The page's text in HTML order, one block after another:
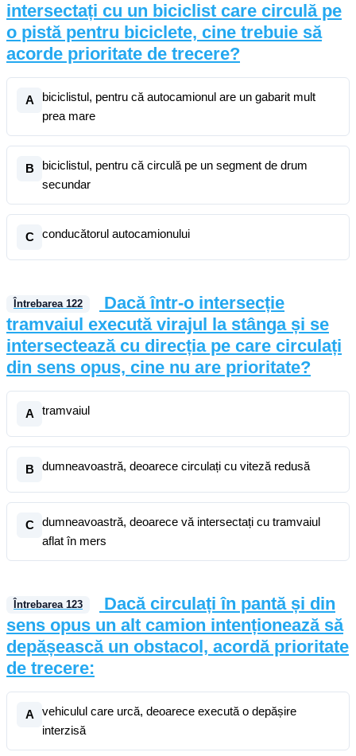
intersectați cu un biciclist care circulă pe
o pistă pentru biciclete, cine trebuie să
acorde prioritate de trecere?
A
biciclistul, pentru că autocamionul are un gabarit mult
prea mare
B
biciclistul, pentru că circulă pe un segment de drum
secundar
C conducătorul autocamionului
Întrebarea 122
Dacă într-o intersecție
tramvaiul execută virajul la stânga și se
intersectează cu direcția pe care circulați
din sens opus, cine nu are prioritate?
A tramvaiul
B dumneavoastră, deoarece circulați cu viteză redusă
C
dumneavoastră, deoarece vă intersectați cu tramvaiul
aflat în mers
Întrebarea 123
Dacă circulați în pantă și din
sens opus un alt camion intenționează să
depășească un obstacol, acordă prioritate
de trecere:
A
vehiculul care urcă, deoarece execută o depășire
interzisă